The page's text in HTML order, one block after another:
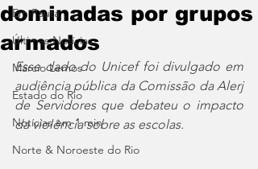
Em Pauta
Últimas Notícias
Márcio Lemos
Estado do Rio
Notícias em 1 min
Norte & Noroeste do Rio
dominadas por grupos
armados
Esse dado do Unicef foi divulgado em
audiência pública da Comissão da Alerj
de Servidores que debateu o impacto
da violência sobre as escolas.